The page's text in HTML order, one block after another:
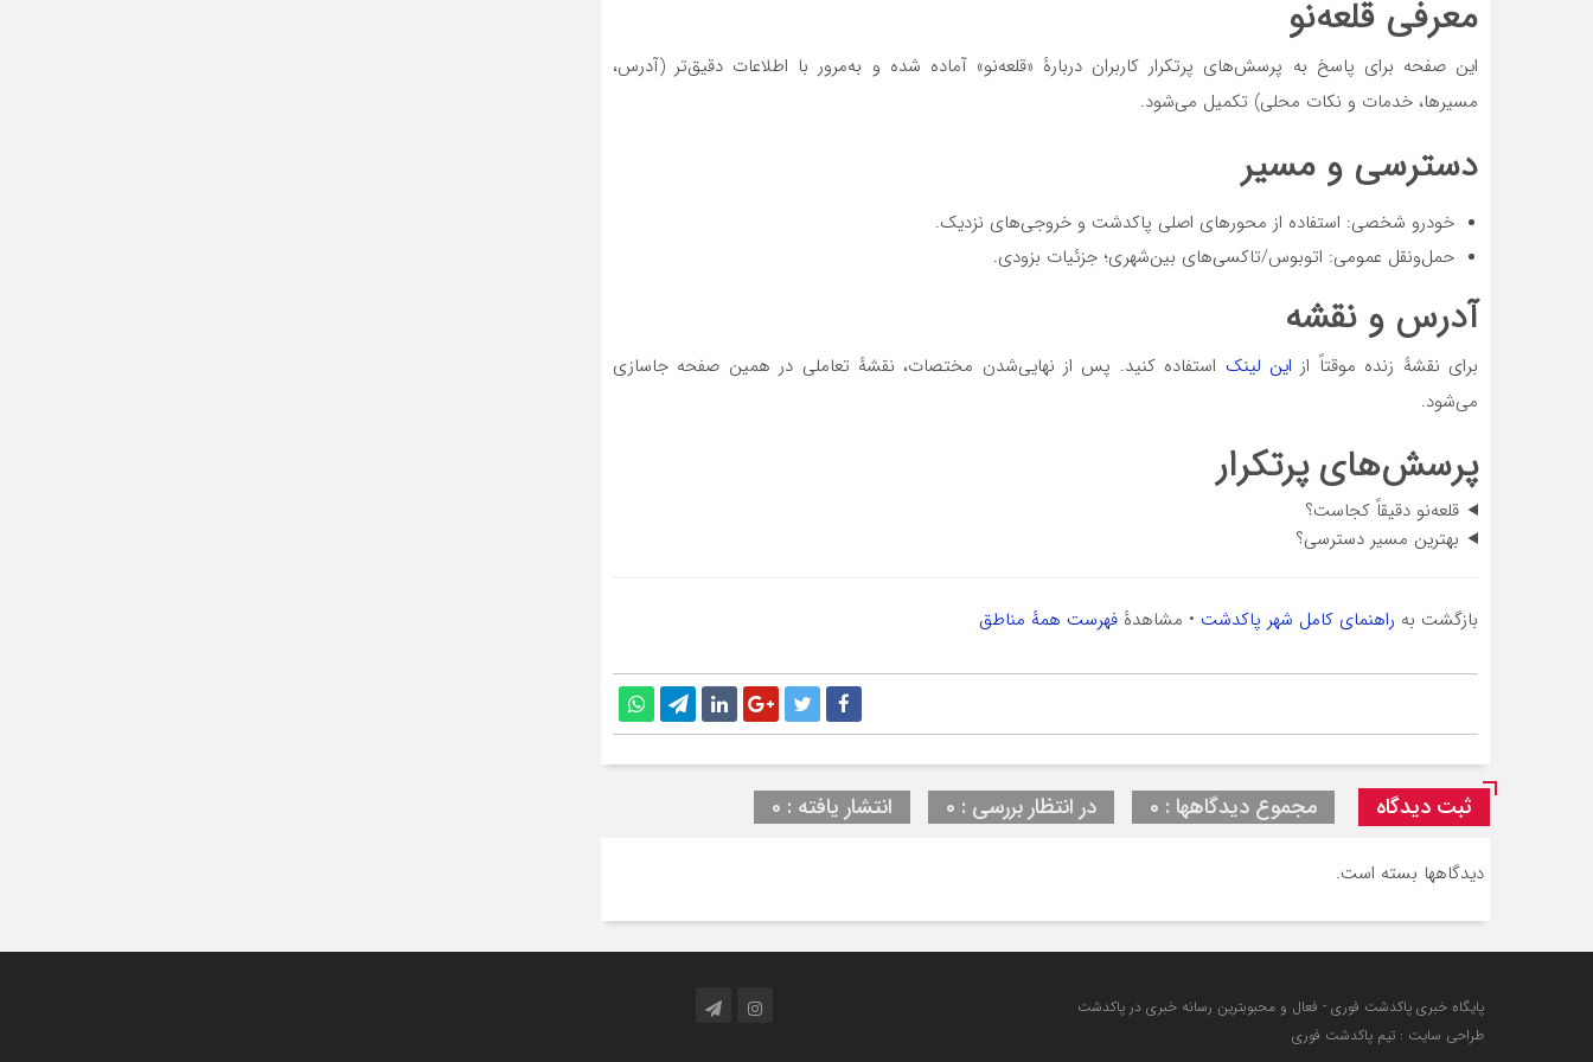
معرفی قلعه‌نو
این صفحه برای پاسخ به پرسش‌های پرتکرار کاربران دربارهٔ «قلعه‌نو» آماده شده و به‌مرور با اطلاعات دقیق‌تر (آدرس،
مسیرها، خدمات و نکات محلی) تکمیل می‌شود.
دسترسی و مسیر
خودرو شخصی: استفاده از محورهای اصلی پاکدشت و خروجی‌های نزدیک.
حمل‌ونقل عمومی: اتوبوس/تاکسی‌های بین‌شهری؛ جزئیات بزودی.
آدرس و نقشه
برای نقشهٔ زنده موقتاً از این لینک استفاده کنید. پس از نهایی‌شدن مختصات، نقشهٔ تعاملی در همین صفحه جاسازی
می‌شود.
پرسش‌های پرتکرار
قلعه‌نو دقیقاً کجاست؟
بهترین مسیر دسترسی؟
بازگشت به راهنمای کامل شهر پاکدشت • مشاهدهٔ فهرست همهٔ مناطق
ثبت دیدگاه مجموع دیدگاهها : 0 در انتظار بررسی : 0 انتشار یافته : 0
دیدگاهها بسته است.
پایگاه خبری پاکدشت فوری - فعال و محبوبترین رسانه خبری در پاکدشت
طراحی سایت : تیم پاکدشت فوری